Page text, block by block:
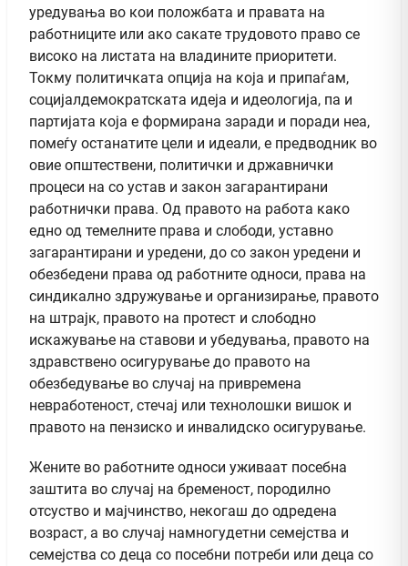
уредувања во кои положбата и правата на
работниците или ако сакате трудовото право се
високо на листата на владините приоритети.
Токму политичката опција на која и припаѓам,
социјалдемократската идеја и идеологија, па и
партијата која е формирана заради и поради неа,
помеѓу останатите цели и идеали, е предводник во
овие општествени, политички и државнички
процеси на со устав и закон загарантирани
работнички права. Од правото на работа како
едно од темелните права и слободи, уставно
загарантирани и уредени, до со закон уредени и
обезбедени права од работните односи, права на
синдикално здружување и организирање, правото
на штрајк, правото на протест и слободно
искажување на ставови и убедувања, правото на
здравствено осигурување до правото на
обезбедување во случај на привремена
невработеност, стечај или технолошки вишок и
правото на пензиско и инвалидско осигурување.
Жените во работните односи уживаат посебна
заштита во случај на бременост, породилно
отсуство и мајчинство, некогаш до одредена
возраст, а во случај намногудетни семејства и
семејства со деца со посебни потреби или деца со